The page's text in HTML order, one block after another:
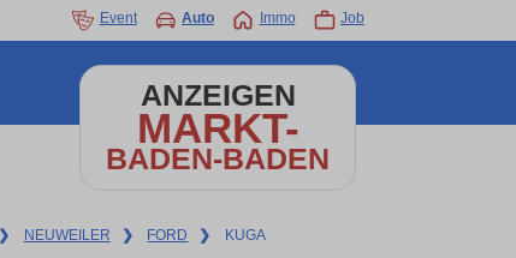
Event Auto Immo Job
ANZEIGEN
MARKT-
BADEN-BADEN
❯ NEUWEILER ❯ FORD ❯ KUGA